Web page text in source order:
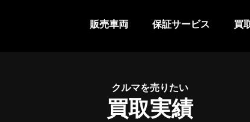
販売車両 保証サービス 買
クルマを売りたい
買取実績